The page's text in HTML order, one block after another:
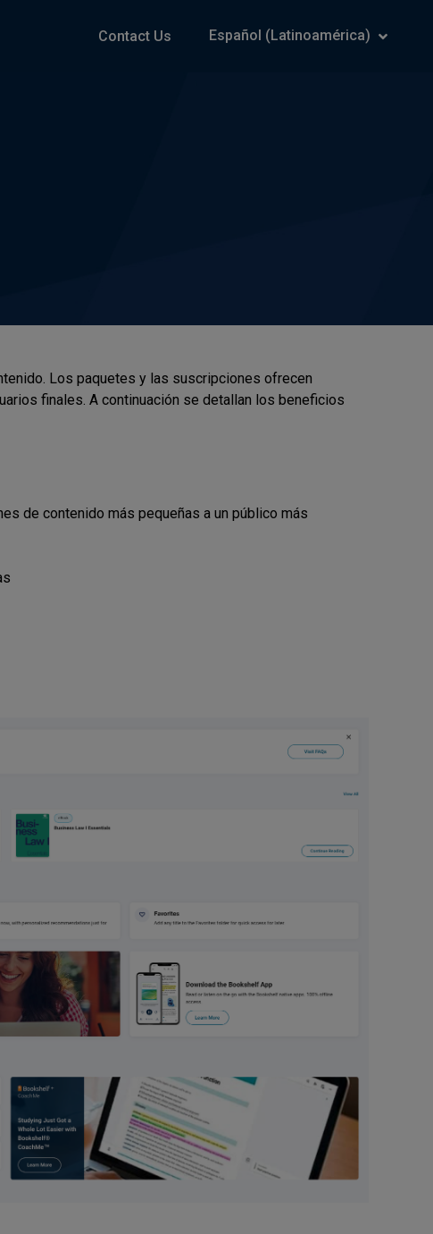
Contact Us Español (Latinoamérica)
Los paquetes y las suscripciones ofrecen
finales. A continuación se detallan los beneficios
de contenido más pequeñas a un público más